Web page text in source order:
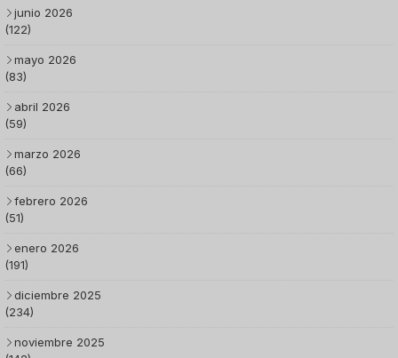
junio 2026
(122)
mayo 2026
(83)
abril 2026
(59)
marzo 2026
(66)
febrero 2026
(51)
enero 2026
(191)
diciembre 2025
(234)
noviembre 2025